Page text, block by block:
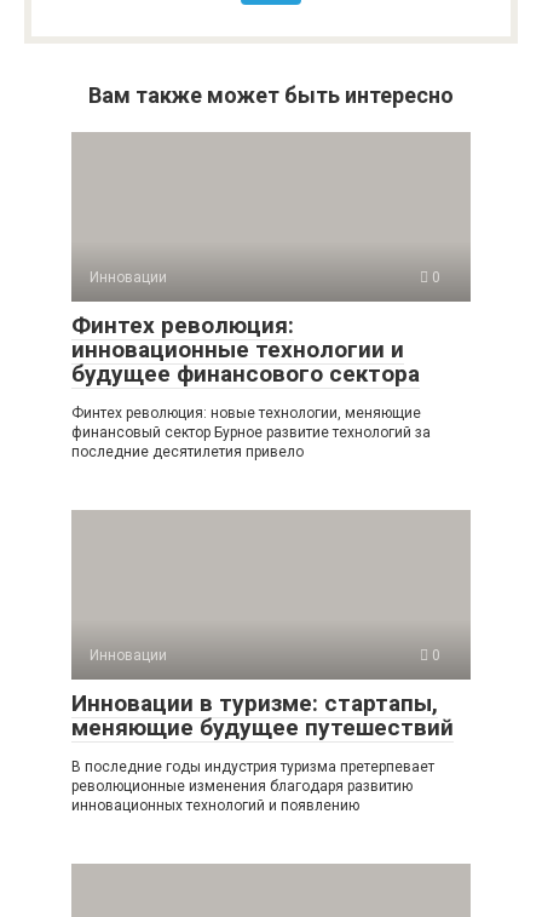
Вам также может быть интересно
Инновации 0
Финтех революция:
инновационные технологии и
будущее финансового сектора
Финтех революция: новые технологии, меняющие
финансовый сектор Бурное развитие технологий за
последние десятилетия привело
Инновации 0
Инновации в туризме: стартапы,
меняющие будущее путешествий
В последние годы индустрия туризма претерпевает
революционные изменения благодаря развитию
инновационных технологий и появлению